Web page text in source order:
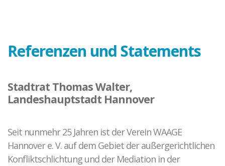
Referenzen und Statements
Stadtrat Thomas Walter,
Landeshauptstadt Hannover
Seit nunmehr 25 Jahren ist der Verein WAAGE
Hannover e. V. auf dem Gebiet der außergerichtlichen
Konfliktschlichtung und der Mediation in der